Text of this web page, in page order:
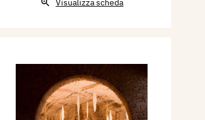
Visualizza scheda